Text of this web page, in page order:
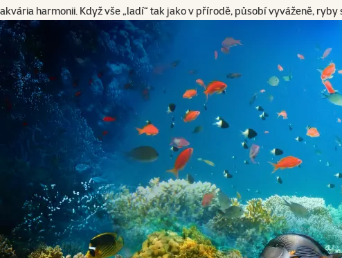
akvária harmonii. Když vše „ladí“ tak jako v přírodě, působí vyváženě,